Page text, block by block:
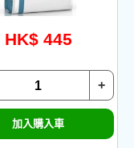
HK$ 445
+
加入購入車